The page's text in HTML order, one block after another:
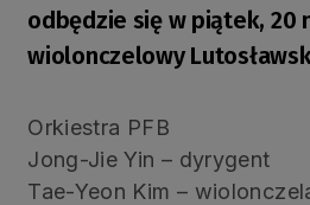
odbędzie się w piątek, 20
wiolonczelowy
Orkiestra PFB
Jong-Jie Yin – dyrygent
Tae-Yeon Kim –